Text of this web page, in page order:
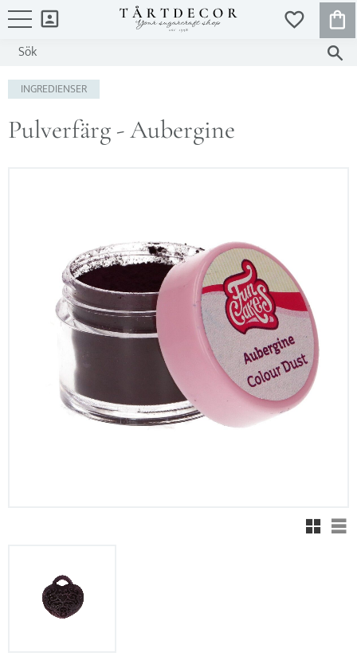
FAVORITER
INGREDIENSER
Pulverfärg - Aubergine